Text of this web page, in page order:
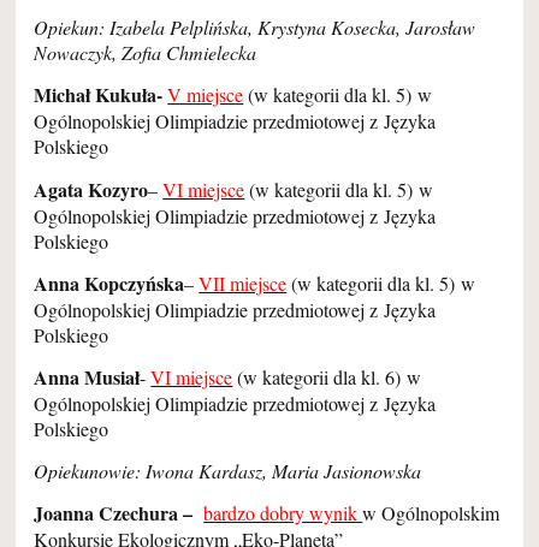
Opiekun: Izabela Pelplińska, Krystyna Kosecka, Jarosław
Nowaczyk, Zofia Chmielecka
Michał Kukuła-V miejsce(w kategorii dla kl. 5) w
Ogólnopolskiej Olimpiadzie przedmiotowej z Języka
Polskiego
Agata Kozyro–VI miejsce(w kategorii dla kl. 5) w
Ogólnopolskiej Olimpiadzie przedmiotowej z Języka
Polskiego
Anna Kopczyńska–VII miejsce(w kategorii dla kl. 5) w
Ogólnopolskiej Olimpiadzie przedmiotowej z Języka
Polskiego
Anna Musiał-VI miejsce(w kategorii dla kl. 6) w
Ogólnopolskiej Olimpiadzie przedmiotowej z Języka
Polskiego
Opiekunowie: Iwona Kardasz, Maria Jasionowska
Joanna Czechura – bardzo dobry wynikw Ogólnopolskim
Konkursie Ekologicznym „Eko-Planeta”